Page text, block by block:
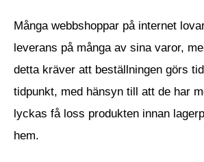
Många webbshoppar på internet
leverans på många av sina varor,
detta kräver att beställningen görs
tidpunkt, med hänsyn till att de har
lyckas få loss produkten innan
hem.